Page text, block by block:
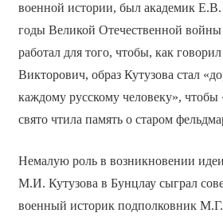
военной истории, был академик
годы Великой Отечественной
работал для того, чтобы, как
Викторович, образ Кутузова стал
каждому русскому человеку»,
свято чтила память о старом
Немалую роль в возникновении
М.И. Кутузова в Бунцлау сыграл
военный историк подполковник